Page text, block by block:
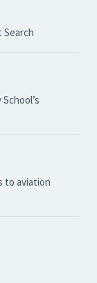
Search
to aviation